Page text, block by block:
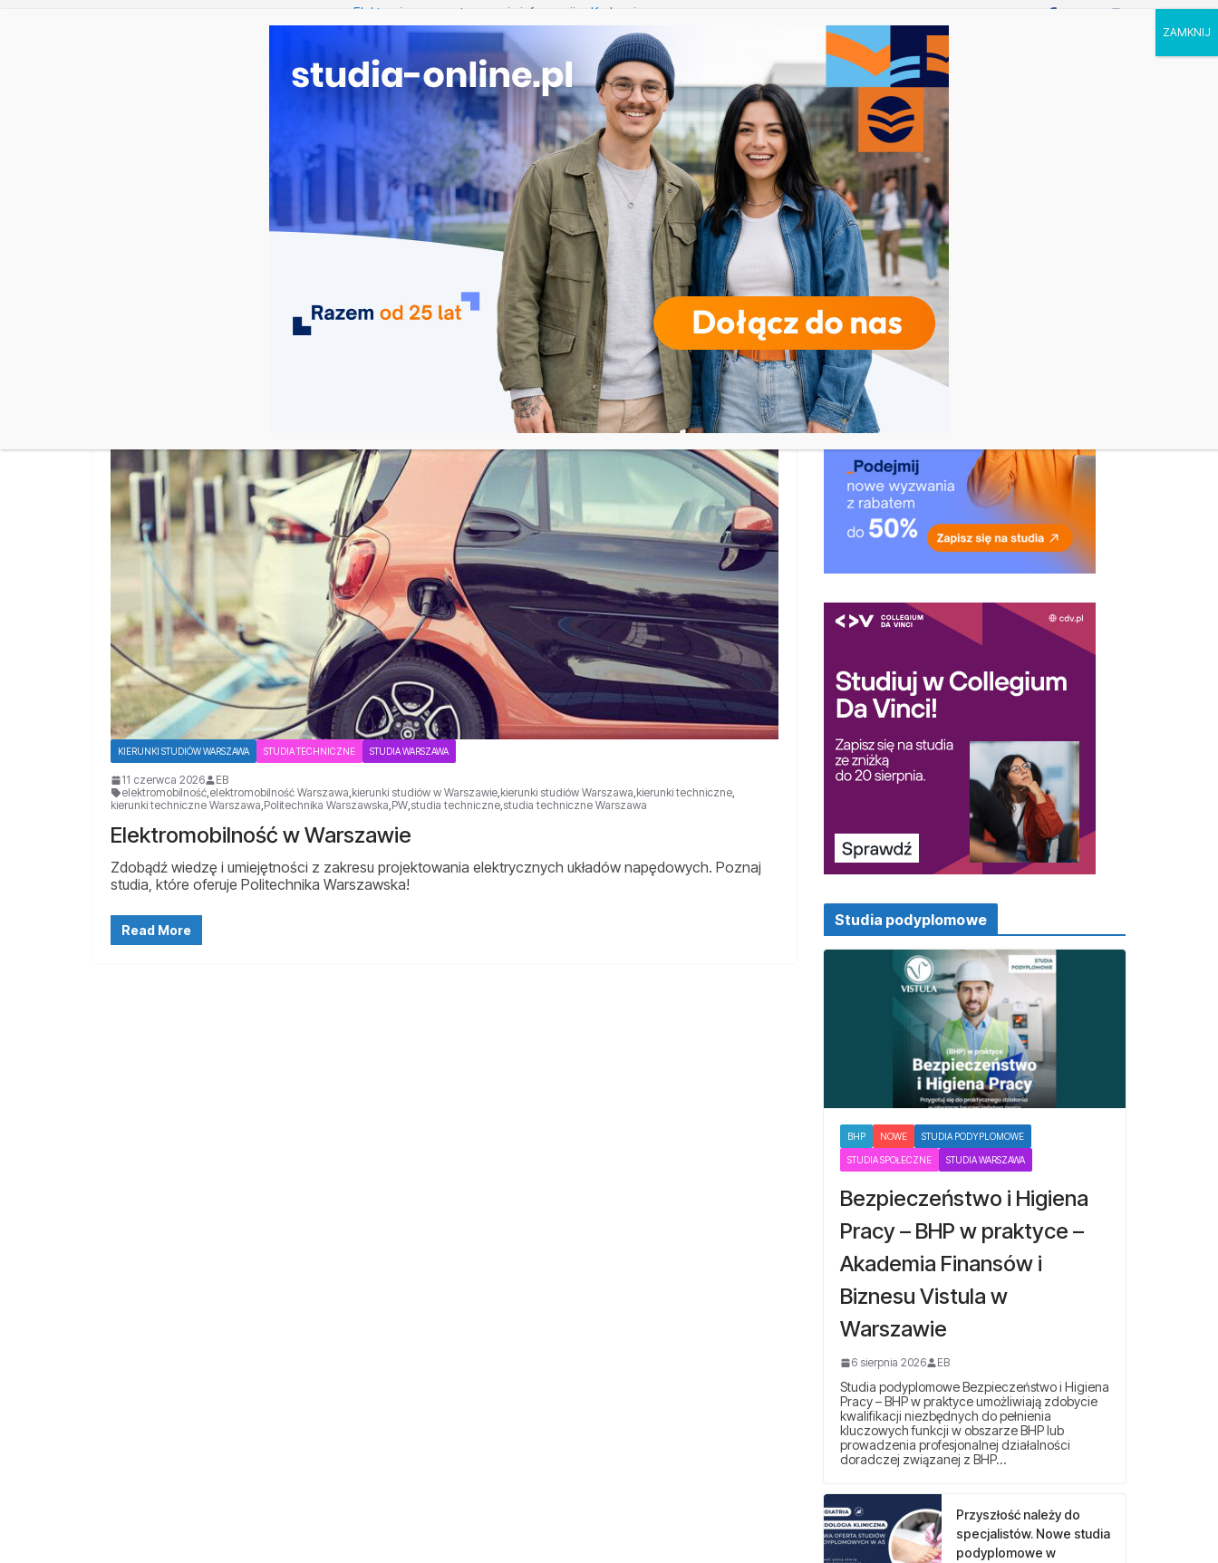
Prawo w Łomży
Pedagogika przedszkolna i wczesnoszkolna w Skierniewicach
Kosmetologia w Opolu
Logistyka – studia inżynierskie na Uniwersytecie Szczecińskim
UCZELNIE KIERUNKI RODZAJE STUDIÓW REKRUTACJA DRZWI OTWARTE TOP STUDIA KALENDARZ
elektromobilność Warszawa
KIERUNKI STUDIÓW WARSZAWA STUDIA TECHNICZNE STUDIA WARSZAWA
11 czerwca 2026
EB
elektromobilność elektromobilność Warszawa kierunki studiów w Warszawie kierunki studiów Warszawa kierunki techniczne
kierunki techniczne Warszawa Politechnika Warszawska PW studia techniczne studia techniczne Warszawa
Elektromobilność w Warszawie
Zdobądź wiedzę i umiejętności z zakresu projektowania elektrycznych układów napędowych. Poznaj
studia, które oferuje Politechnika Warszawska!
Read More
Studia podyplomowe
BHP NOWE STUDIA PODYPLOMOWE
STUDIA SPOŁECZNE STUDIA WARSZAWA
Bezpieczeństwo i Higiena
Pracy – BHP w praktyce –
Akademia Finansów i
Biznesu Vistula w
Warszawie
6 sierpnia 2026 EB
Studia podyplomowe Bezpieczeństwo i Higiena
Pracy – BHP w praktyce umożliwiają zdobycie
kwalifikacji niezbędnych do pełnienia
kluczowych funkcji w obszarze BHP lub
prowadzenia profesjonalnej działalności
doradczej związanej z BHP…
Przyszłość należy do
specjalistów. Nowe studia
podyplomowe w